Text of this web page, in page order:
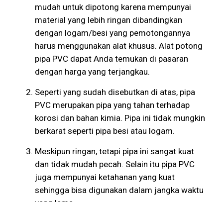
mudah untuk dipotong karena mempunyai
material yang lebih ringan dibandingkan
dengan logam/besi yang pemotongannya
harus menggunakan alat khusus. Alat potong
pipa PVC dapat Anda temukan di pasaran
dengan harga yang terjangkau.
Seperti yang sudah disebutkan di atas, pipa
PVC merupakan pipa yang tahan terhadap
korosi dan bahan kimia. Pipa ini tidak mungkin
berkarat seperti pipa besi atau logam.
Meskipun ringan, tetapi pipa ini sangat kuat
dan tidak mudah pecah. Selain itu pipa PVC
juga mempunyai ketahanan yang kuat
sehingga bisa digunakan dalam jangka waktu